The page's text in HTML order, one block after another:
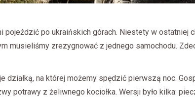
pojeździć po ukraińskich górach. Niestety w
musieliśmy zrezygnować z jednego samochodu.
działką, na której możemy spędzić pierwszą noc.
potrawy z żeliwnego kociołka. Wersji było kilka: